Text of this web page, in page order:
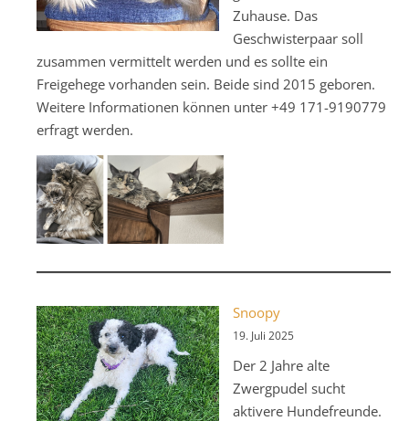
Zuhause. Das
Geschwisterpaar soll
zusammen vermittelt werden und es sollte ein
Freigehege vorhanden sein. Beide sind 2015 geboren.
Weitere Informationen können unter +49 171-9190779
erfragt werden.
Snoopy
19. Juli 2025
Der 2 Jahre alte
Zwergpudel sucht
aktivere Hundefreunde.